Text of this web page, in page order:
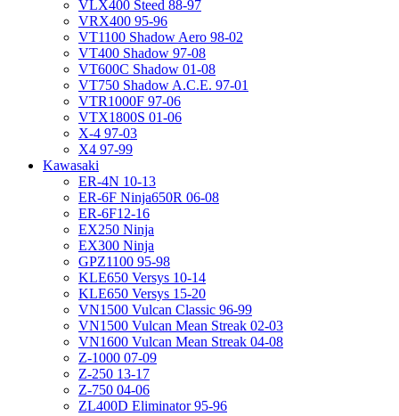
VLX400 Steed 88-97
VRX400 95-96
VT1100 Shadow Aero 98-02
VT400 Shadow 97-08
VT600C Shadow 01-08
VT750 Shadow A.C.E. 97-01
VTR1000F 97-06
VTX1800S 01-06
X-4 97-03
X4 97-99
Kawasaki
ER-4N 10-13
ER-6F Ninja650R 06-08
ER-6F12-16
EX250 Ninja
EX300 Ninja
GPZ1100 95-98
KLE650 Versys 10-14
KLE650 Versys 15-20
VN1500 Vulcan Classic 96-99
VN1500 Vulcan Mean Streak 02-03
VN1600 Vulcan Mean Streak 04-08
Z-1000 07-09
Z-250 13-17
Z-750 04-06
ZL400D Eliminator 95-96